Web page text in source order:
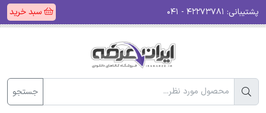
پشتیبانی: سبد خرید
جستجو